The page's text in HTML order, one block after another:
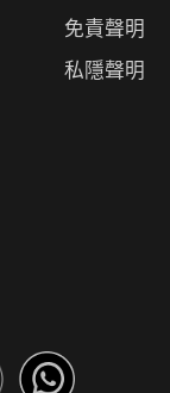
免責聲明
私隱聲明